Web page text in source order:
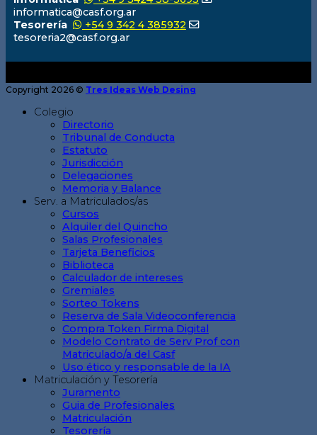
informatica@casf.org.ar
Tesorería
+54 9 342 4 385932
tesoreria2@casf.org.ar
Copyright 2026 © Tres Ideas Web Desing
Colegio
Directorio
Tribunal de Conducta
Estatuto
Jurisdicción
Delegaciones
Memoria y Balance
Serv. a Matriculados/as
Cursos
Alquiler del Quincho
Salas Profesionales
Tarjeta Beneficios
Biblioteca
Calculador de intereses
Gremiales
Sorteo Tokens
Reserva de Sala Videoconferencia
Compra Token Firma Digital
Modelo Contrato de Serv Prof con
Matriculado/a del Casf
Uso ético y responsable de la IA
Matriculación y Tesorería
Juramento
Guia de Profesionales
Matriculación
Tesorería